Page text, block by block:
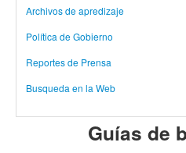
Archivos de apredizaje
Política de Gobierno
Reportes de Prensa
Busqueda en la Web
Guías de